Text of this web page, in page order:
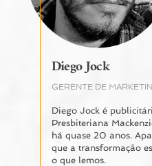
Diego Jock
GERENTE DE
Diego Jock é
Presbiteriana
há quase 20 anos.
que a transformação
o que lemos.